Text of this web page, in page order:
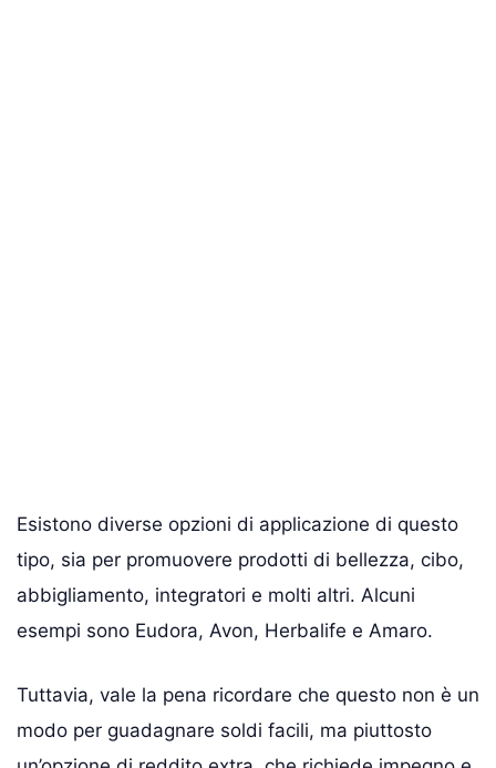
Esistono diverse opzioni di applicazione di questo
tipo, sia per promuovere prodotti di bellezza, cibo,
abbigliamento, integratori e molti altri. Alcuni
esempi sono Eudora, Avon, Herbalife e Amaro.
Tuttavia, vale la pena ricordare che questo non è un
modo per guadagnare soldi facili, ma piuttosto